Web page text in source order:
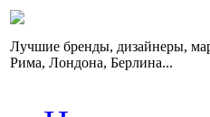
Лучшие бренды, дизайнеры,
Рима, Лондона, Берлина...